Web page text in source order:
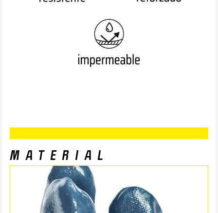
MATERIAL